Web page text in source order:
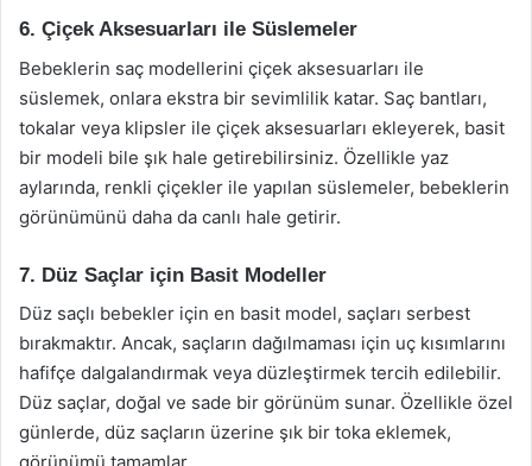
6. Çiçek Aksesuarları ile Süslemeler
Bebeklerin saç modellerini çiçek aksesuarları ile
süslemek, onlara ekstra bir sevimlilik katar. Saç bantları,
tokalar veya klipsler ile çiçek aksesuarları ekleyerek, basit
bir modeli bile şık hale getirebilirsiniz. Özellikle yaz
aylarında, renkli çiçekler ile yapılan süslemeler, bebeklerin
görünümünü daha da canlı hale getirir.
7. Düz Saçlar için Basit Modeller
Düz saçlı bebekler için en basit model, saçları serbest
bırakmaktır. Ancak, saçların dağılmaması için uç kısımlarını
hafifçe dalgalandırmak veya düzleştirmek tercih edilebilir.
Düz saçlar, doğal ve sade bir görünüm sunar. Özellikle özel
günlerde, düz saçların üzerine şık bir toka eklemek,